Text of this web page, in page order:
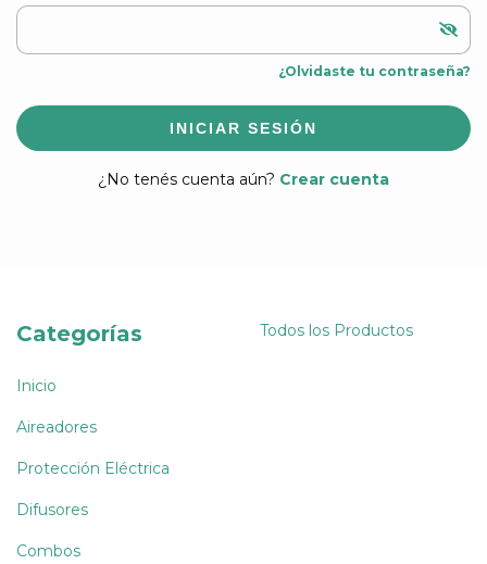
¿Olvidaste tu contraseña?
INICIAR SESIÓN
¿No tenés cuenta aún? Crear cuenta
Categorías
Inicio
Aireadores
Protección Eléctrica
Difusores
Combos
Todos los Productos